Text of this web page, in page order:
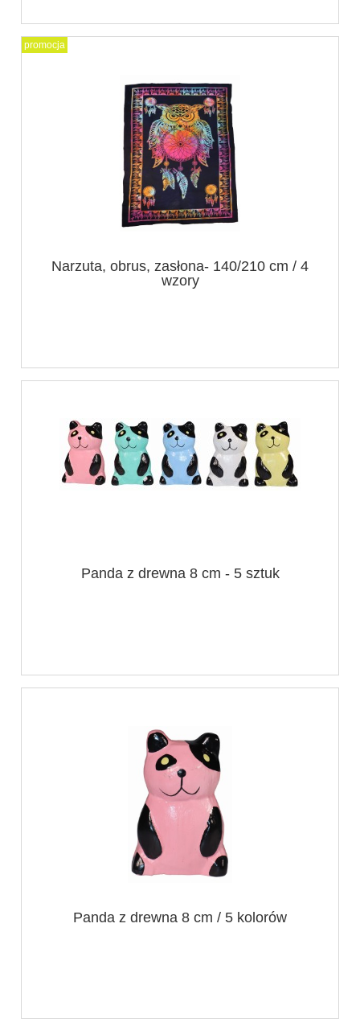
Narzuta, obrus, zasłona- 140/210 cm / 4
wzory
promocja
Panda z drewna 8 cm - 5 sztuk
Panda z drewna 8 cm / 5 kolorów